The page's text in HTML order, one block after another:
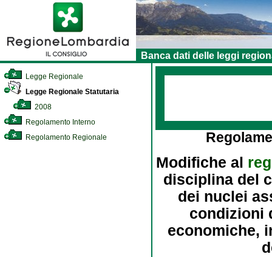
Banca dati delle leggi
Legge Regionale
Legge Regionale Statutaria
2008
Regolamento Interno
Regolamento Regionale
Modifiche al
disciplina del
dei nuclei
condizioni
economiche,